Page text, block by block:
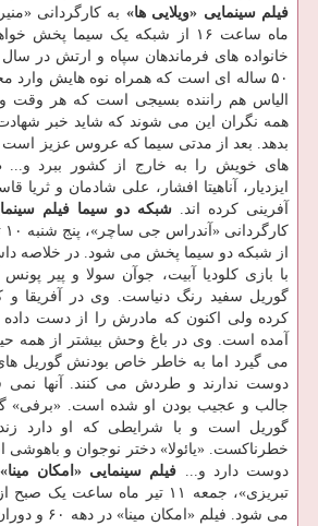
فیلم سینمایی «ویلایی ها»
ماه ساعت ۱۶ از شبکه یک سیما
۵۰ ساله ای است که همراه نوه هایش وارد
الیاس هم راننده بسیجی است که هر وقت
همه نگران این می شوند که شاید خبر شهادت
بدهد. بعد از مدتی سیما که عروس عزیز است
های خویش را به خارج از کشور ببرد و...
ایزدیار، آناهیتا افشار، علی شادمان و
آفرینی کرده اند. شبکه دو سیما فیلم
از شبکه دو سیما پخش می شود. در خلاصه
با بازی کلودیا آبیت، جوآن سولا و پیر
گوریل سفید رنگ دنیاست. وی در آفریقا و
کرده ولی اکنون که مادرش را از دست
آمده است. وی در باغ وحش بیشتر از همه
می گیرد اما به خاطر خاص بودنش گوریل
دوست ندارند و طردش می کنند. آنها
جالب و عجیب بودن او شده است. «برفی»
گوریل است و با شرایطی که او دارد
خطرناکست. «یائولا» دختر نوجوان و
دوست دارد و... فیلم سینمایی «امکان مینا»
تبریزی»، جمعه ۱۱ تیر ماه
می شود. فیلم